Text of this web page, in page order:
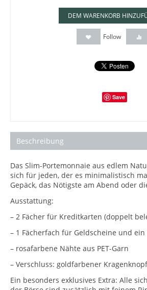
DEM WARENKORB
Follow
Save
Beschreibung
Das Slim-Portemonnaie aus edlem
sich für jeden, der es minimalistisch
Gepäck, das Nötigste am Abend oder
Ausstattung:
– 2 Fächer für Kreditkarten (doppelt
– 1 Fächerfach für Geldscheine und
– rosafarbene Nähte aus PET-Garn
– Verschluss: goldfarbener Kragenknopf
Ein besonders exklusives Extra: Alle